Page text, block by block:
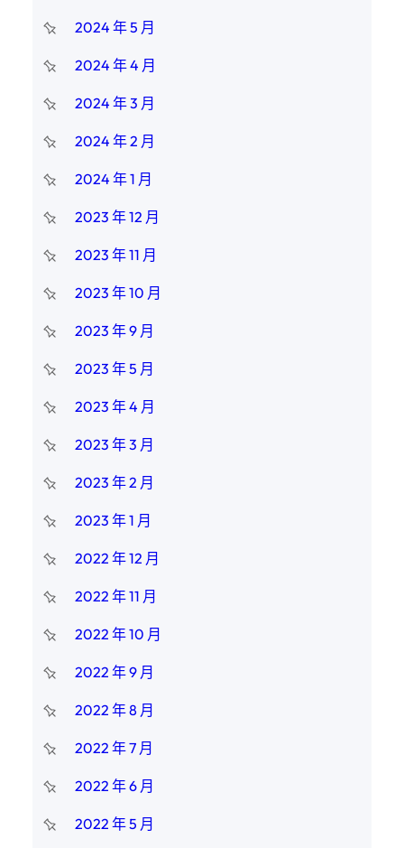
2024 年 5 月
2024 年 4 月
2024 年 3 月
2024 年 2 月
2024 年 1 月
2023 年 12 月
2023 年 11 月
2023 年 10 月
2023 年 9 月
2023 年 5 月
2023 年 4 月
2023 年 3 月
2023 年 2 月
2023 年 1 月
2022 年 12 月
2022 年 11 月
2022 年 10 月
2022 年 9 月
2022 年 8 月
2022 年 7 月
2022 年 6 月
2022 年 5 月